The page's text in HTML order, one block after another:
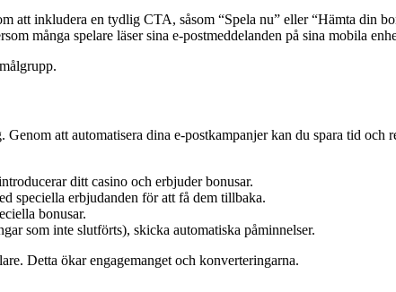
att inkludera en tydlig CTA, såsom “Spela nu” eller “Hämta din
många spelare läser sina e-postmeddelanden på sina mobila
att automatisera dina e-postkampanjer kan du spara tid och
ditt casino och erbjuder bonusar.
speciella erbjudanden för att få dem tillbaka.
bonusar.
som inte slutförts), skicka automatiska påminnelser.
Detta ökar engagemanget och konverteringarna.